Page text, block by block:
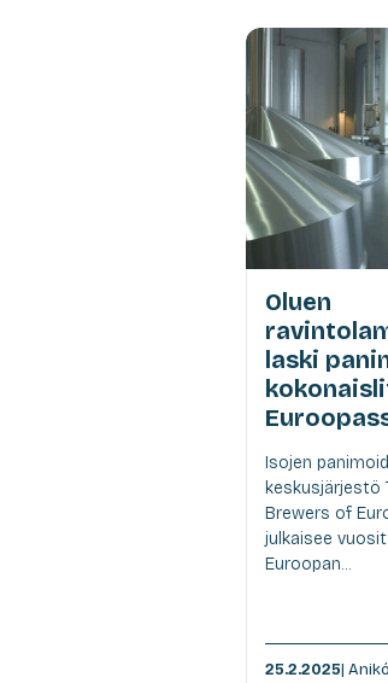
Oluen
laski
Isojen
keskusjärjestö
Brewers of
julkaisee
Euroopan...
25.2.2025|